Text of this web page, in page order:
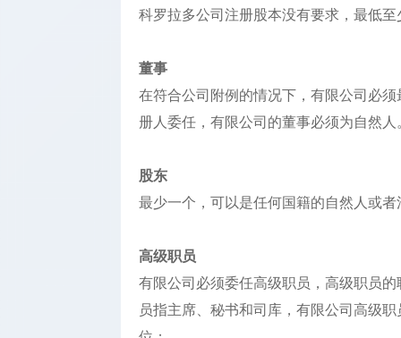
科罗拉多公司注册股本没有要求，最低至
董事
在符合公司附例的情况下，有限公司必
册人委任，有限公司的董事必须为自然人
股东
最少一个，可以是任何国籍的自然人或者
高级职员
有限公司必须委任高级职员，高级职员
员指主席、秘书和司库，有限公司高级